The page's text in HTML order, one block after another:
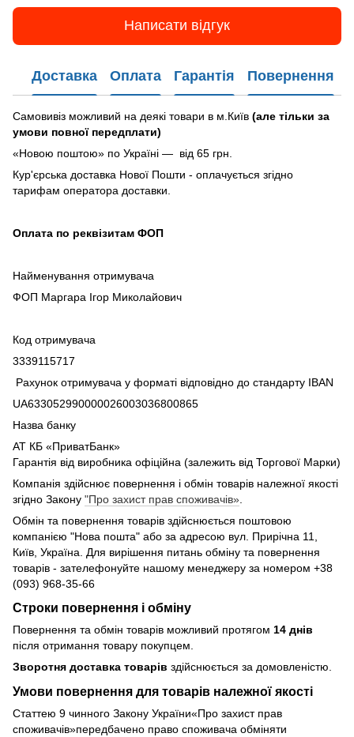
Написати відгук
Доставка Оплата Гарантія Повернення
Самовивіз можливий на деякі товари в м.Київ (але тільки за
умови повної передплати)
«Новою поштою» по Україні — від 65 грн.
Кур'єрська доставка Нової Пошти - оплачується згідно
тарифам оператора доставки.
Оплата по реквізитам ФОП
Найменування отримувача
ФОП Маргара Ігор Миколайович
Код отримувача
3339115717
Рахунок отримувача у форматі відповідно до стандарту IBAN
UA633052990000026003036800865
Назва банку
АТ КБ «ПриватБанк»
Гарантія від виробника офіційна (залежить від Торгової Марки)
Компанія здійснює повернення і обмін товарів належної якості
згідно Закону "Про захист прав споживачів»
Обмін та повернення товарів здійснюється поштовою
компанією "Нова пошта" або за адресою вул. Прирічна 11,
Київ, Україна. Для вирішення питань обміну та повернення
товарів - зателефонуйте нашому менеджеру за номером +38
(093) 968-35-66
Строки повернення і обміну
Повернення та обмін товарів можливий протягом 14 днів
після отримання товару покупцем.
Зворотня доставка товарів здійснюється за домовленістю.
Умови повернення для товарів належної якості
Статтею 9 чинного Закону України«Про захист прав
споживачів»передбачено право споживача обміняти